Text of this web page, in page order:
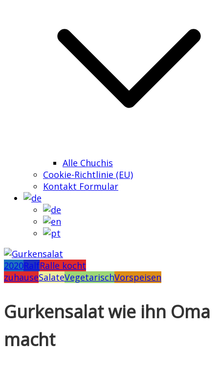
Alle Chuchis
Cookie-Richtlinie (EU)
Kontakt Formular
2020RalfRalle kocht
zuhauseSalateVegetarischVorspeisen
Gurkensalat wie ihn Oma
macht